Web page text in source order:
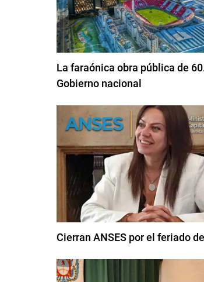
La faraónica obra pública de
Gobierno nacional
Cierran ANSES por el feriado